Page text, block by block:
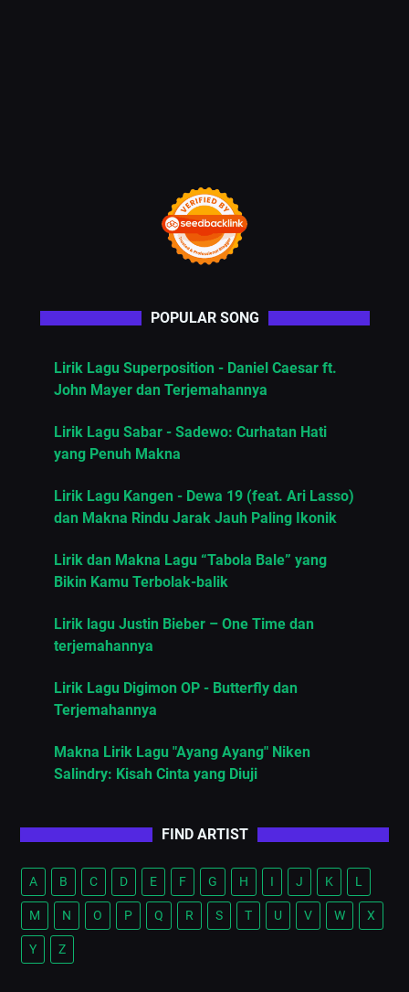
POPULAR SONG
Lirik Lagu Superposition - Daniel Caesar ft.
John Mayer dan Terjemahannya
Lirik Lagu Sabar - Sadewo: Curhatan Hati
yang Penuh Makna
Lirik Lagu Kangen - Dewa 19 (feat. Ari Lasso)
dan Makna Rindu Jarak Jauh Paling Ikonik
Lirik dan Makna Lagu “Tabola Bale” yang
Bikin Kamu Terbolak-balik
Lirik lagu Justin Bieber – One Time dan
terjemahannya
Lirik Lagu Digimon OP - Butterfly dan
Terjemahannya
Makna Lirik Lagu "Ayang Ayang" Niken
Salindry: Kisah Cinta yang Diuji
FIND ARTIST
A B C D E F G H I J K L
M N O P Q R S T U V W X
Y Z